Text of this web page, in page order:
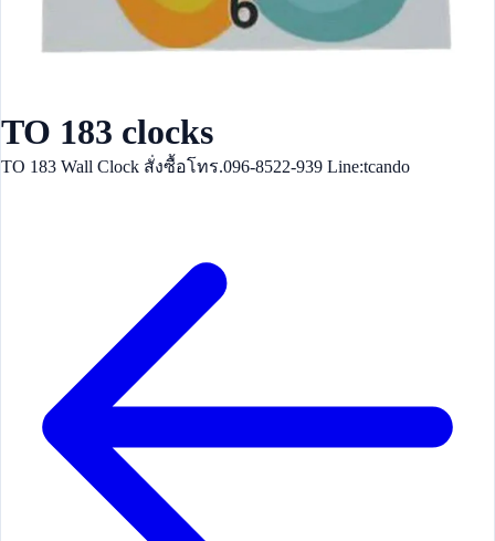
TO 183 clocks
TO 183 Wall Clock สั่งซื้อโทร.096-8522-939 Line:tcando